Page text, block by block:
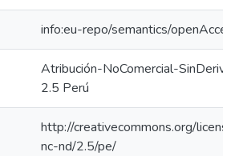
info:eu-repo/semantics/
Atribución-NoComercial-
2.5 Perú
http://creativecommons.org/
nc-nd/2.5/pe/